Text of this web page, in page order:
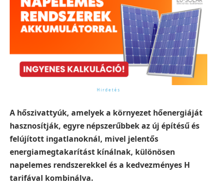
A hőszivattyúk, amelyek a környezet hőenergiáját
hasznosítják, egyre népszerűbbek az új építésű és
felújított ingatlanoknál, mivel jelentős
energiamegtakarítást kínálnak, különösen
napelemes rendszerekkel és a kedvezményes H
tarifával kombinálva.